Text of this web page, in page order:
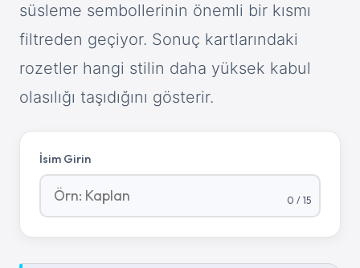
süsleme sembollerinin önemli bir kısmı
filtreden geçiyor. Sonuç kartlarındaki
rozetler hangi stilin daha yüksek kabul
olasılığı taşıdığını gösterir.
İsim Girin
0 / 15